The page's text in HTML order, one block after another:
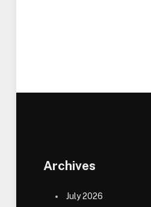
Archives
July 2026